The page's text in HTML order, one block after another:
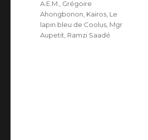
Étiquettes
A.E.M.
Grégoire
Ahongbonon Kairos Le
lapin bleu de Coolus Mgr
Aupetit Ramzi Saadé